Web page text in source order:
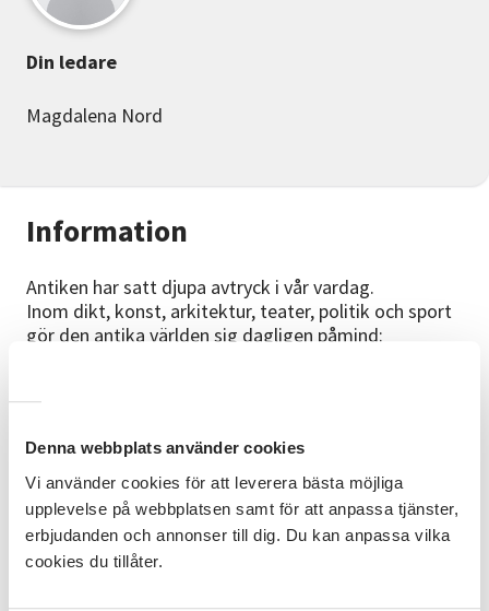
Denna webbplats använder cookies
Vi använder cookies för att leverera bästa möjliga
upplevelse på webbplatsen samt för att anpassa tjänster,
erbjudanden och annonser till dig. Du kan anpassa vilka
cookies du tillåter.
Information
Antiken har satt djupa avtryck i vår vardag.
Inom dikt, konst, arkitektur, teater, politik och sport
gör den antika världen sig dagligen påmind:
Maraton och Aten, sprangs 490 f Kr. Spår av grekisk
medeltida kyrkor.
Studiecirkeln behandlar stort och smått, vardagliga
ting såväl som de stora erövringstågen, demokratins
födelse, konst, filosofi och vetenskap i en härlig
blandning.
Din ledare
Magdalena Nord